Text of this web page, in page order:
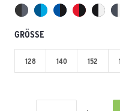
GRÖSSE
128 140 152